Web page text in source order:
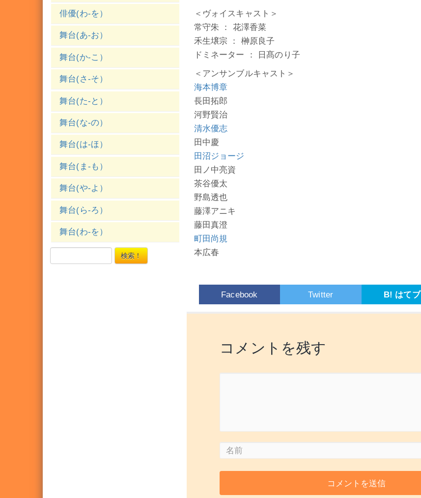
＜ヴォイスキャスト＞
常守朱 ： 花澤香菜
禾生壌宗 ： 榊原良子
ドミネーター ： 日髙のり子
＜アンサンブルキャスト＞
海本博章
長田拓郎
河野賢治
清水優志
田中慶
田沼ジョージ
田ノ中亮資
茶谷優太
野島透也
藤澤アニキ
藤田真澄
町田尚規
本広春
Facebook Twitter B! はてブ
コメントを残す
俳優(わ-を）
舞台(あ-お）
舞台(か-こ）
舞台(さ-そ）
舞台(た-と）
舞台(な-の）
舞台(は-ほ）
舞台(ま-も）
舞台(や-よ）
舞台(ら-ろ）
舞台(わ-を）
検索！